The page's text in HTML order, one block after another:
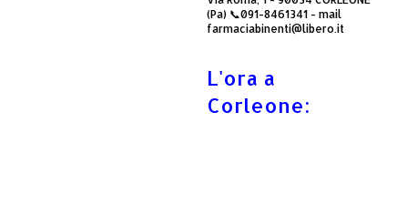
(Pa) 📞091-8461341 - mail
farmaciabinenti@libero.it
L'ora a
Corleone: